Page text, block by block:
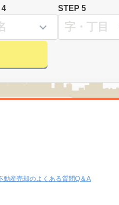
4 STEP 5
動産売却のよくある質問Q＆A